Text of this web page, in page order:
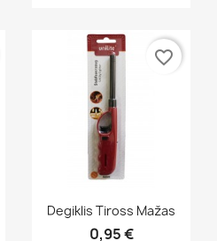
Greita peržiūra
Degiklis Tiross Mažas
0,95 €
favorite_border